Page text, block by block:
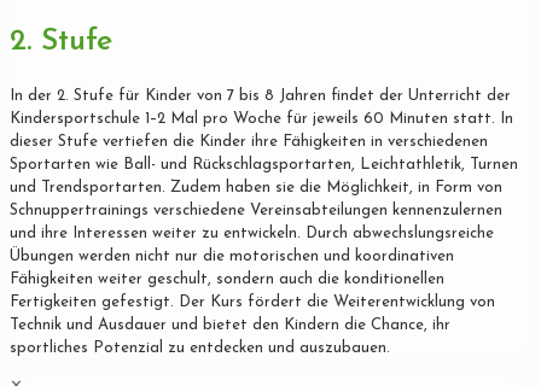
2. Stufe
In der 2. Stufe für Kinder von 7 bis 8 Jahren findet der Unterricht der
Kindersportschule 1–2 Mal pro Woche für jeweils 60 Minuten statt. In
dieser Stufe vertiefen die Kinder ihre Fähigkeiten in verschiedenen
Sportarten wie Ball- und Rückschlagsportarten, Leichtathletik, Turnen
und Trendsportarten. Zudem haben sie die Möglichkeit, in Form von
Schnuppertrainings verschiedene Vereinsabteilungen kennenzulernen
und ihre Interessen weiter zu entwickeln. Durch abwechslungsreiche
Übungen werden nicht nur die motorischen und koordinativen
Fähigkeiten weiter geschult, sondern auch die konditionellen
Fertigkeiten gefestigt. Der Kurs fördert die Weiterentwicklung von
Technik und Ausdauer und bietet den Kindern die Chance, ihr
sportliches Potenzial zu entdecken und auszubauen.